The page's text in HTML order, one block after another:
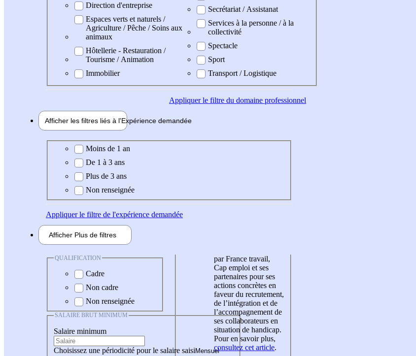
Direction d'entreprise
Espaces verts et naturels /
Agriculture / Pêche / Soins aux
animaux
Hôtellerie - Restauration /
Tourisme / Animation
Immobilier
Secrétariat / Assistanat
Services à la personne / à la
collectivité
Spectacle
Sport
Transport / Logistique
Appliquerle filtre du domaine professionnel
Afficher les filtres liés à l'Expérience demandée
Expérience demandée
Moins de 1 an
De 1 à 3 ans
Plus de 3 ans
Non renseignée
Appliquerle filtre de l'expérience demandée
Afficher Plus de filtres
QUALIFICATION
Cadre
Non cadre
Non renseignée
SALAIRE BRUT MINIMUM
Salaire minimum
Choisissez une périodicité pour le salaire saisi
par France travail,
Cap emploi et ses
partenaires pour ses
actions concrètes en
faveur du recrutement,
de l’intégration et de
l’accompagnement de
ses collaborateurs en
situation de handicap.
Pour en savoir plus,
consultez cet article.